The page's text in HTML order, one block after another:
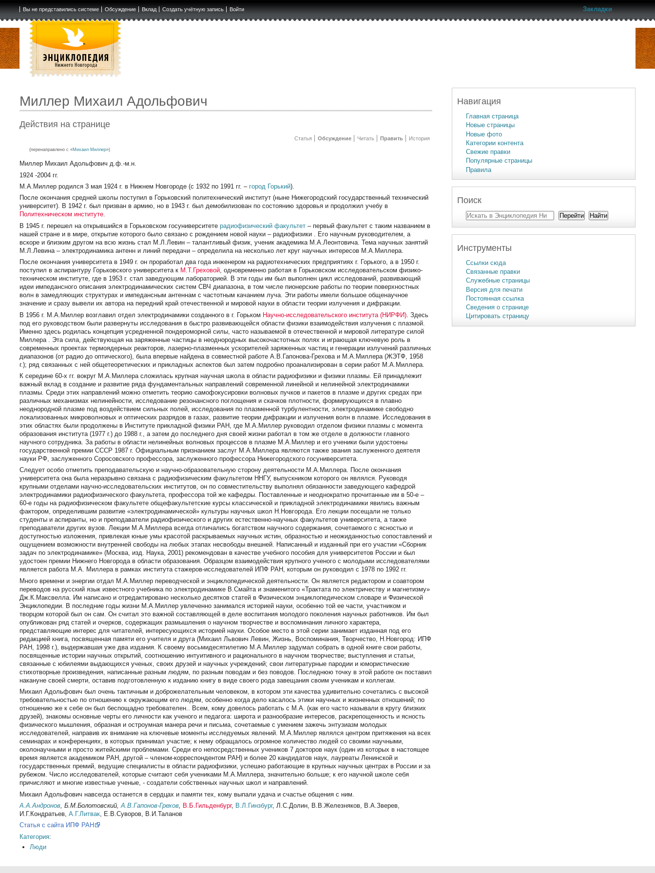
Вы не представились системе Обсуждение Вклад Создать учётную запись Войти Закладки
Миллер Михаил Адольфович
Действия на странице
Статья Обсуждение Читать Править История
(перенаправлено с «Михаил Миллер»)
Миллер Михаил Адольфович д.ф.-м.н.
1924 -2004 гг.
М.А.Миллер родился 3 мая 1924 г. в Нижнем Новгороде (с 1932 по 1991 гг. – город Горький).
После окончания средней школы поступил в Горьковский политехнический институт (ныне Нижегородский государственный технический
университет). В 1942 г. был призван в армию, но в 1943 г. был демобилизован по состоянию здоровья и продолжил учебу в
Политехническом институте.
В 1945 г. перешел на открывшийся в Горьковском госуниверситетерадиофизический факультет – первый факультет с таким названием в
нашей стране и в мире, открытие которого было связано с рождением новой науки – радиофизики . Его научным руководителем, а
вскоре и близким другом на всю жизнь стал М.Л.Левин – талантливый физик, ученик академика М.А.Леонтовича. Тема научных занятий
М.Л.Левина – электродинамика антенн и линий передачи – определила на несколько лет круг научных интересов М.А.Миллера.
После окончания университета в 1949 г. он проработал два года инженером на радиотехнических предприятиях г. Горького, а в 1950 г.
поступил в аспирантуру Горьковского университета к М.Т.Греховой, одновременно работая в Горьковском исследовательском физико-
техническом институте, где в 1953 г. стал заведующим лабораторией. В эти годы им был выполнен цикл исследований, развивающий
идеи импедансного описания электродинамических систем СВЧ диапазона, в том числе пионерские работы по теории поверхностных
волн в замедляющих структурах и импедансным антеннам с частотным качанием луча. Эти работы имели большое общенаучное
значение и сразу вывели их автора на передний край отечественной и мировой науки в области теории излучения и дифракции.
В 1956 г. М.А.Миллер возглавил отдел электродинамики созданного в г. Горьком Научно-исследовательского института (НИРФИ) . Здесь
под его руководством были развернуты исследования в быстро развивающейся области физики взаимодействия излучения с плазмой.
Именно здесь родилась концепция усредненной пондероморной силы, часто называемой в отечественной и мировой литературе силой
Миллера . Эта сила, действующая на заряженные частицы в неоднородных высокочастотных полях и играющая ключевую роль в
современных проектах термоядерных реакторов, лазерно-плазменных ускорителей заряженных частиц и генерации излучений различных
диапазонов (от радио до оптического), была впервые найдена в совместной работе А.В.Гапонова-Грехова и М.А.Миллера (ЖЭТФ, 1958
г.); ряд связанных с ней общетеоретических и прикладных аспектов был затем подробно проанализирован в серии работ М.А.Миллера.
К середине 60-х гг. вокруг М.А.Миллера сложилась крупная научная школа в области радиофизики и физики плазмы. Ей принадлежит
важный вклад в создание и развитие ряда фундаментальных направлений современной линейной и нелинейной электродинамики
плазмы. Среди этих направлений можно отметить теорию самофокусировки волновых пучков и пакетов в плазме и других средах при
различных механизмах нелинейности, исследование резонансного поглощения и скачков плотности, формирующихся в плавно
неоднородной плазме под воздействием сильных полей, исследования по плазменной турбулентности, электродинамике свободно
локализованных микроволновых и оптических разрядов в газах, развитие теории дифракции и излучения волн в плазме. Исследования в
этих областях были продолжены в Институте прикладной физики РАН, где М.А.Миллер руководил отделом физики плазмы с момента
образования института (1977 г.) до 1988 г., а затем до последнего дня своей жизни работал в том же отделе в должности главного
научного сотрудника. За работы в области нелинейных волновых процессов в плазме М.А.Миллер и его ученики были удостоены
государственной премии СССР 1987 г. Официальным признанием заслуг М.А.Миллера являются также звания заслуженного деятеля
науки РФ, заслуженного Соросовского профессора, заслуженного профессора Нижегородского госуниверситета.
Следует особо отметить преподавательскую и научно-образовательную сторону деятельности М.А.Миллера. После окончания
университета она была неразрывно связана с радиофизическим факультетом ННГУ, выпускником которого он являлся. Руководя
крупными отделами научно-исследовательских институтов, он по совместительству выполнял обязанности заведующего кафедрой
электродинамики радиофизического факультета, профессора той же кафедры. Поставленные и неоднократно прочитанные им в 50-е –
60-е годы на радиофизическом факультете общефакультетские курсы классической и прикладной электродинамики явились важным
фактором, определившим развитие «электродинамической» культуры научных школ Н.Новгорода. Его лекции посещали не только
студенты и аспиранты, но и преподаватели радиофизического и других естественно-научных факультетов университета, а также
преподаватели других вузов. Лекции М.А.Миллера всегда отличались богатством научного содержания, сочетаемого с ясностью и
доступностью изложения, привлекая юные умы красотой раскрываемых научных истин, образностью и неожиданностью сопоставлений и
ощущением возможности внутренней свободы на любых этапах несвободы внешней. Написанный и изданный при его участии «Сборник
задач по электродинамике» (Москва, изд. Наука, 2001) рекомендован в качестве учебного пособия для университетов России и был
удостоен премии Нижнего Новгорода в области образования. Образцом взаимодействия крупного ученого с молодыми исследователями
является работа М.А. Миллера в рамках института стажеров-исследователей ИПФ РАН, которым он руководил с 1978 по 1992 гг.
Много времени и энергии отдал М.А.Миллер переводческой и энциклопедической деятельности. Он является редактором и соавтором
переводов на русский язык известного учебника по электродинамике В.Смайта и знаменитого «Трактата по электричеству и магнетизму»
Дж.К.Максвелла. Им написано и отредактировано несколько десятков статей в Физическом энциклопедическом словаре и Физической
Энциклопедии. В последние годы жизни М.А.Миллер увлеченно занимался историей науки, особенно той ее части, участником и
творцом которой был он сам. Он считал это важной составляющей в деле воспитания молодого поколения научных работников. Им был
опубликован ряд статей и очерков, содержащих размышления о научном творчестве и воспоминания личного характера,
представляющие интерес для читателей, интересующихся историей науки. Особое место в этой серии занимает изданная под его
редакцией книга, посвященная памяти его учителя и друга (Михаил Львович Левин, Жизнь, Воспоминания, Творчество, Н.Новгород: ИПФ
РАН, 1998 г.), выдержавшая уже два издания. К своему восьмидесятилетию М.А.Миллер задумал собрать в одной книге свои работы,
посвященные истории научных открытий, соотношению интуитивного и рационального в научном творчестве; выступления и статьи,
связанные с юбилеями выдающихся ученых, своих друзей и научных учреждений; свои литературные пародии и юмористические
стихотворные произведения, написанные разным людям, по разным поводам и без поводов. Последнюю точку в этой работе он поставил
накануне своей смерти, оставив подготовленную к изданию книгу в виде своего рода завещания своим ученикам и коллегам.
Михаил Адольфович был очень тактичным и доброжелательным человеком, в котором эти качества удивительно сочетались с высокой
требовательностью по отношению к окружающим его людям, особенно когда дело касалось этики научных и жизненных отношений; по
отношению же к себе он был беспощадно требователен.. Всем, кому довелось работать с М.А. (как его часто называли в кругу близких
друзей), знакомы основные черты его личности как ученого и педагога: широта и разнообразие интересов, раскрепощенность и ясность
физического мышления, образная и остроумная манера речи и письма, сочетаемые с умением зажечь энтузиазм молодых
исследователей, направив их внимание на ключевые моменты исследуемых явлений. М.А.Миллер являлся центром притяжения на всех
семинарах и конференциях, в которых принимал участие; к нему обращалось огромное количество людей со своими научными,
околонаучными и просто житейскими проблемами. Среди его непосредственных учеников 7 докторов наук (один из которых в настоящее
время является академиком РАН, другой – членом-корреспондентом РАН) и более 20 кандидатов наук, лауреаты Ленинской и
государственных премий, ведущие специалисты в области радиофизики, успешно работающие в крупных научных центрах в России и за
рубежом. Число исследователей, которые считают себя учениками М.А.Миллера, значительно больше; к его научной школе себя
причисляют и многие известные ученые, - создатели собственных научных школ и направлений.
Михаил Адольфович навсегда останется в сердцах и памяти тех, кому выпали удача и счастье общения с ним.
А.А.Андронов , Б.М.Болотовский,А.В.Гапонов-Грехов В.Б.Гильденбург, В.Л.Гинзбург, Л.С.Долин, В.В.Железняков, В.А.Зверев,
И.Г.Кондратьев,А.Г.Литвак , Е.В.Суворов, В.И.Таланов
Статья с сайта ИПФ РАН
Категория:
Люди
Навигация
Главная страница
Новые страницы
Новые фото
Категории контента
Свежие правки
Популярные страницы
Правила
Поиск
Инструменты
Ссылки сюда
Связанные правки
Служебные страницы
Версия для печати
Постоянная ссылка
Сведения о странице
Цитировать страницу